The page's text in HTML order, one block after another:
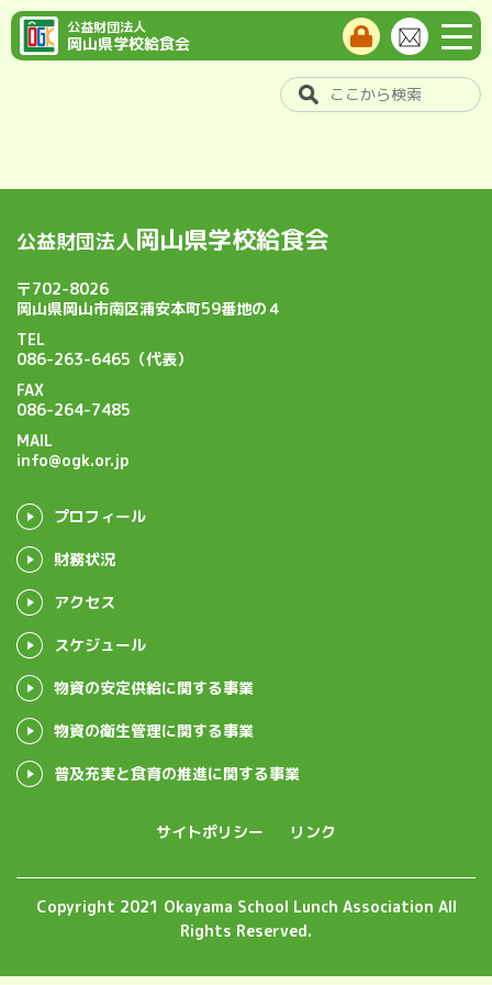
公益財団法人
岡山県学校給食会
公益財団法人岡山県学校給食会
〒702-8026
岡山県岡山市南区浦安本町59番地の４
TEL
086-263-6465（代表）
FAX
086-264-7485
MAIL
info@ogk.or.jp
プロフィール
財務状況
アクセス
スケジュール
物資の安定供給に関する事業
物資の衛生管理に関する事業
普及充実と食育の推進に関する事業
サイトポリシー リンク
Copyright 2021 Okayama School Lunch Association All
Rights Reserved.